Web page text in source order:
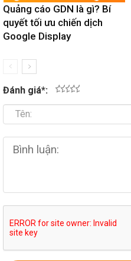
Quảng cáo GDN là gì? Bí
quyết tối ưu chiến dịch
Google Display
Đánh giá*: